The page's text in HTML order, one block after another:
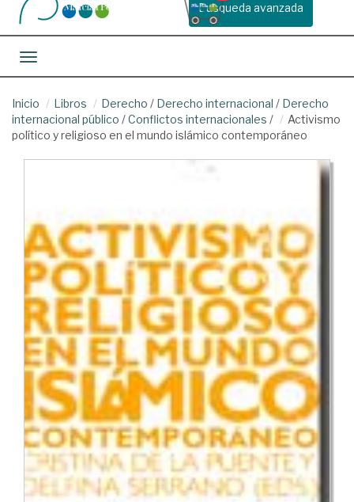
Busqueda avanzada
Toggle navigation
Inicio Libros Derecho / Derecho internacional / Derecho
internacional público /Conflictos internacionales /
Activismo
político y religioso en el mundo islámico contemporáneo